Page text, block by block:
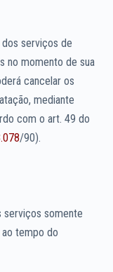
dos serviços de
no momento de sua
cancelar os
mediante
com o art. 49 do
/90).
serviços somente
tempo do